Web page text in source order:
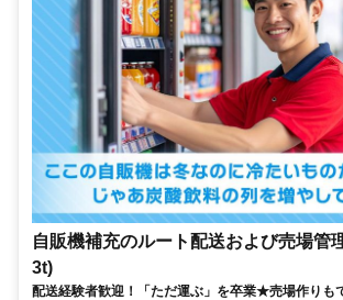
自販機補充のルート配送および売場管
3t)
配送経験者歓迎！「ただ運ぶ」を卒業★売場作りも